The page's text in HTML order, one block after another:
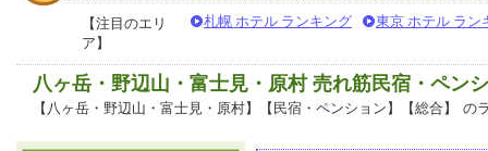
【注目のエリ
ア】
札幌 ホテル ランキング 東京 ホテル ラン
八ヶ岳・野辺山・富士見・原村 売れ筋民宿・ペン
【八ヶ岳・野辺山・富士見・原村】【民宿・ペンション】【総合】 の